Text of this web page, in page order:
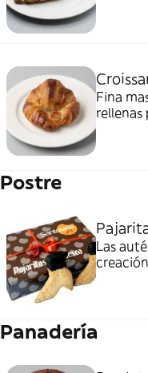
Fina
rellenas
Postre
Las
Panadería